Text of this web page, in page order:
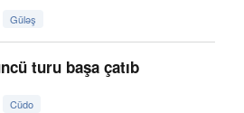
Güləş
turu başa çatıb
Cüdo